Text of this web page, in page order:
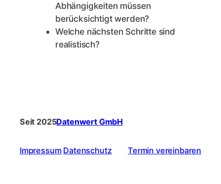
Abhängigkeiten müssen
berücksichtigt werden?
Welche nächsten Schritte sind
realistisch?
Seit 2025Datenwert GmbH
Impressum Datenschutz Termin vereinbaren